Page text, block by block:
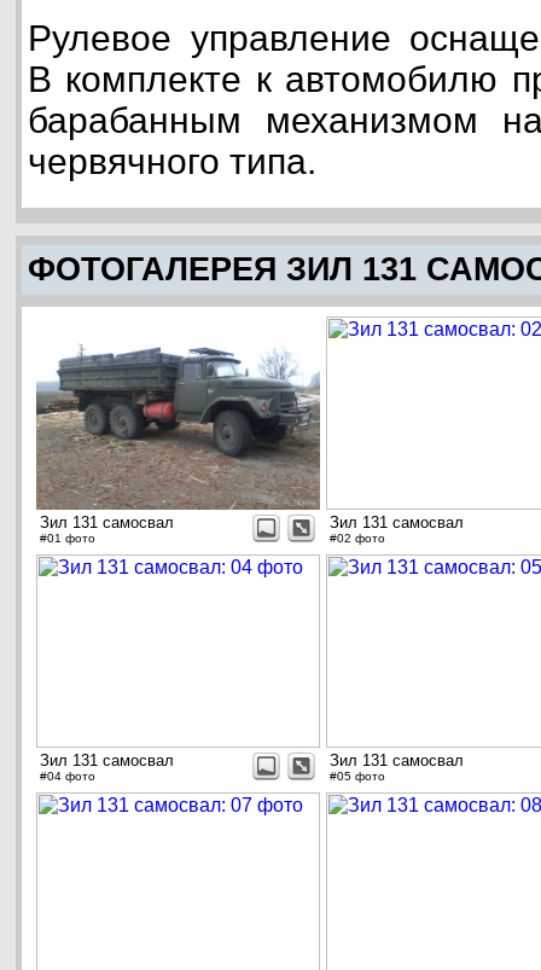
Рулевое управление
В комплекте к автомобилю
барабанным механизмом
червячного типа.
ФОТОГАЛЕРЕЯ ЗИЛ 131
Зил 131 самосвал
#01 фото
Зил 131 самосвал
#02 фото
Зил 131 самосвал
#04 фото
Зил 131 самосвал
#05 фото